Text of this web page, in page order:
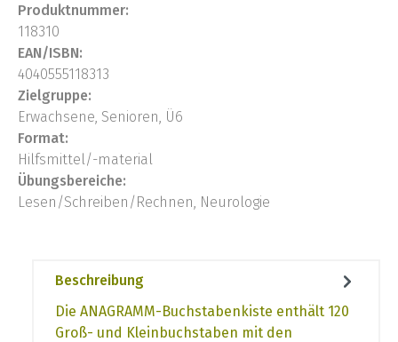
Produktnummer:
118310
EAN/ISBN:
4040555118313
Zielgruppe:
Erwachsene, Senioren, Ü6
Format:
Hilfsmittel/-material
Übungsbereiche:
Lesen/Schreiben/Rechnen, Neurologie
Beschreibung
Die ANAGRAMM-Buchstabenkiste enthält 120
Groß- und Kleinbuchstaben mit den